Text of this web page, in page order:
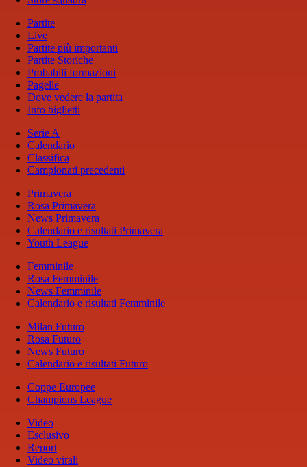
Partite
Live
Partite più importanti
Partite Storiche
Probabili formazioni
Pagelle
Dove vedere la partita
Info biglietti
Serie A
Calendario
Classifica
Campionati precedenti
Primavera
Rosa Primavera
News Primavera
Calendario e risultati Primavera
Youth League
Femminile
Rosa Femminile
News Femminile
Calendario e risultati Femminile
Milan Futuro
Rosa Futuro
News Futuro
Calendario e risultati Futuro
Coppe Europee
Champions League
Video
Esclusivo
Report
Video virali